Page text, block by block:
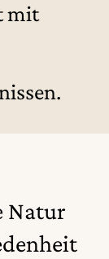
mit
Natur